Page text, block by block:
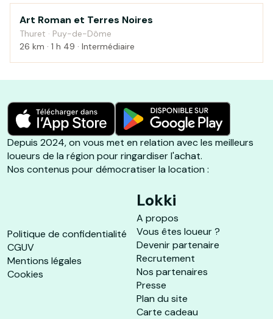
Campagne
Art Roman et Terres Noires
Thuret · Puy-de-Dôme
26 km · 1 h 49 · Intermédiaire
Depuis 2024, on vous met en relation avec les meilleurs
loueurs de la région pour ringardiser l'achat.
Nos contenus pour démocratiser la location :
Politique de confidentialité
CGUV
Mentions légales
Cookies
Lokki
A propos
Vous êtes loueur ?
Devenir partenaire
Recrutement
Nos partenaires
Presse
Plan du site
Carte cadeau